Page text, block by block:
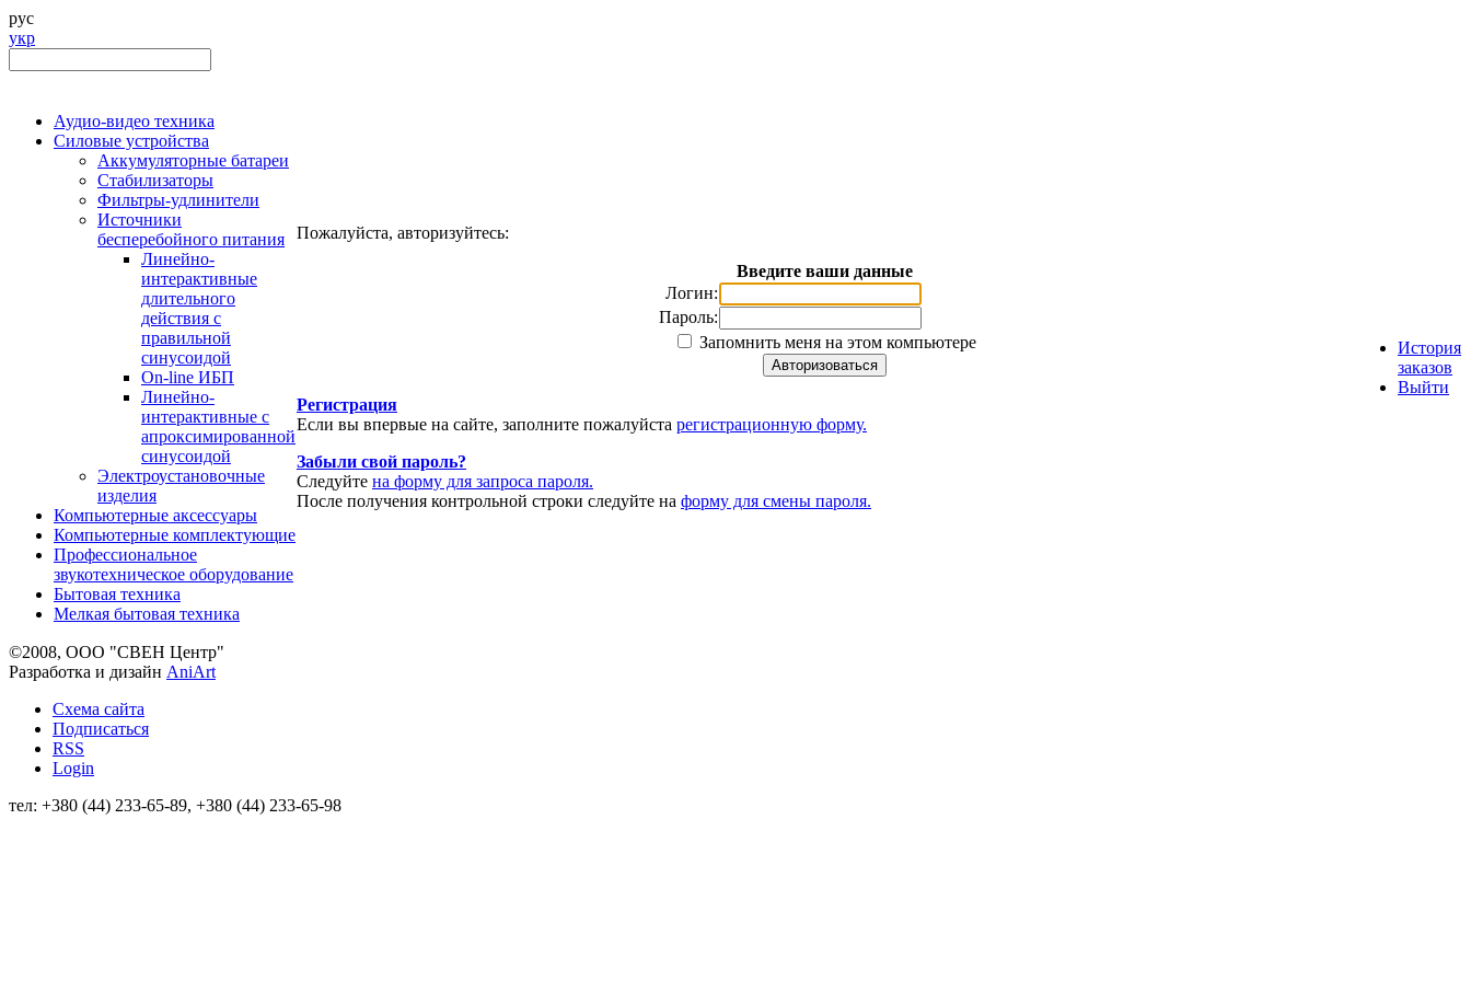
рус
укр
Аудио-видео техника
Силовые устройства
Аккумуляторные батареи
Стабилизаторы
Фильтры-удлинители
Источники
бесперебойного питания
Линейно-
интерактивные
длительного
действия с
правильной
синусоидой
On-line ИБП
Линейно-
интерактивные с
апроксимированной
синусоидой
Электроустановочные
изделия
Компьютерные аксессуары
Компьютерные комплектующие
Профессиональное
звукотехническое оборудование
Бытовая техника
Мелкая бытовая техника
Пожалуйста, авторизуйтесь:
Введите ваши данные
Логин:
Пароль:
Запомнить меня на этом компьютере
Регистрация
Если вы впервые на сайте, заполните пожалуйста регистрационную форму.
Забыли свой пароль?
Следуйте на форму для запроса пароля.
После получения контрольной строки следуйте на форму для смены пароля.
История
заказов
Выйти
©2008, ООО "СВЕН Центр"
Разработка и дизайн AniArt
Схема сайта
Подписаться
RSS
Login
тел: +380 (44) 233-65-89, +380 (44) 233-65-98